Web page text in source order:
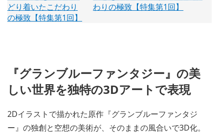
わりの極致【特集第1回】
『グランブルーファンタジー』の美
しい世界を独特の3Dアートで表現
2Dイラストで描かれた原作『グランブルーファンタジ
ー』の独創と空想の美術が、そのままの風合いで3D化。